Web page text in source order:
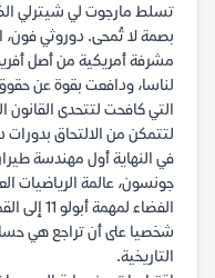
تسلط مارجوت لي شيترلي
بصمة لا تُمحى. دوروثي فون،
لناسا، ودافعت بقوة عن
التي كافحت لتتحدى القانون
لتتمكن من الالتحاق
في النهاية أول مهندسة
جونسون، عالمة الرياضيات
الفضاء
شخصيا على أن تراجع هي
التاريخية.